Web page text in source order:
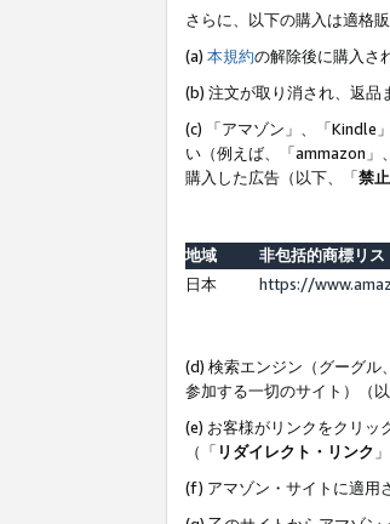
さらに、以下の購入は適格
(a) 本規約の解除後に購入さ
(b) 注文が取り消され、返品
(c) 「アマゾン」、「Kindle
い（例えば、「ammazon」
購入した広告（以下、「禁
地域
非包括的商標リス
日本
https://
(d) 検索エンジン（グーグル
参加する一切のサイト）（
(e) お客様がリンクをクリッ
（「 リダイレクト・リンク
(f) アマゾン・サイトに適用